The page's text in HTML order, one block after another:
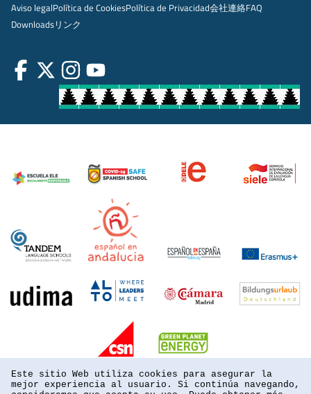
Aviso legalPolítica de CookiesPolítica de Privacidad会社連絡FAQ
Downloadsリンク
Este sitio Web utiliza cookies para asegurar la
mejor experiencia al usuario. Si continúa navegando,